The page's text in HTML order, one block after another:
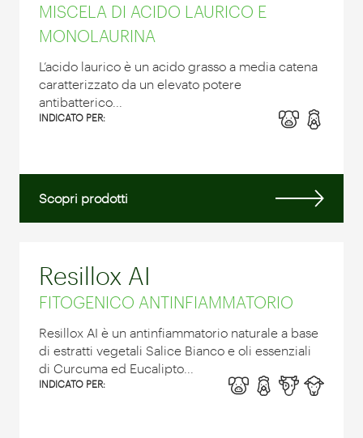
MISCELA DI ACIDO LAURICO E
MONOLAURINA
L’acido laurico è un acido grasso a media catena
caratterizzato da un elevato potere
antibatterico...
INDICATO PER:
Scopri prodotti
Resillox AI
FITOGENICO ANTINFIAMMATORIO
Resillox AI è un antinfiammatorio naturale a base
di estratti vegetali Salice Bianco e oli essenziali
di Curcuma ed Eucalipto...
INDICATO PER: